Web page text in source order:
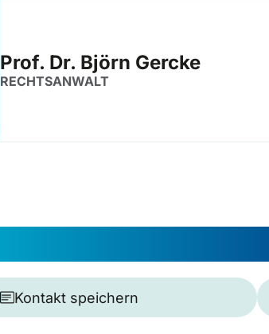
Prof. Dr. Björn Gercke
RECHTSANWALT
Kontakt speichern